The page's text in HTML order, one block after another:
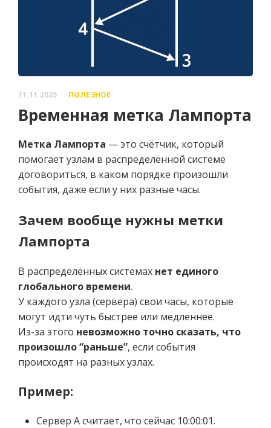
11.11.2025 ПОЛЕЗНОЕ
Временная метка Лампорта
Метка Лампорта — это счётчик, который
помогает узлам в распределённой системе
договориться, в каком порядке произошли
события, даже если у них разные часы.
Зачем вообще нужны метки
Лампорта
В распределённых системах нет единого
глобального времени.
У каждого узла (сервера) свои часы, которые
могут идти чуть быстрее или медленнее.
Из-за этого невозможно точно сказать, что
произошло “раньше”, если события
происходят на разных узлах.
Пример:
Сервер A считает, что сейчас 10:00:01.